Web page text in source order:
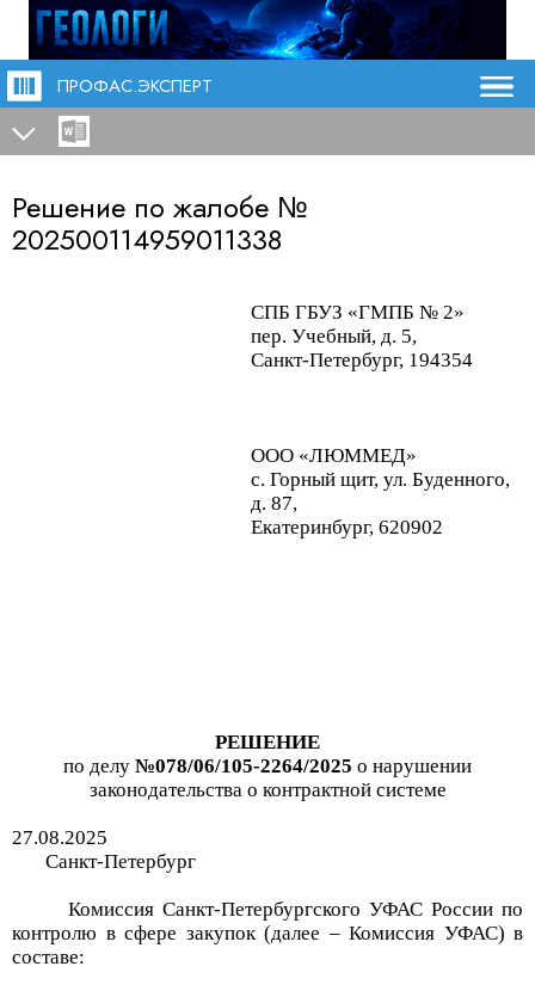
ПРОФАС.ЭКСПЕРТ
Решение по жалобе №
202500114959011338
СПБ ГБУЗ «ГМПБ № 2»
пер. Учебный, д. 5,
Санкт-Петербург, 194354
ООО «ЛЮММЕД»
с. Горный щит, ул. Буденного,
д. 87,
Екатеринбург, 620902
РЕШЕНИЕ
по делу №078/06/105-2264/2025 о нарушении
законодательства о контрактной системе
27.08.2025
Санкт-Петербург
Комиссия Санкт-Петербургского УФАС России по
контролю в сфере закупок(далее – Комиссия УФАС) в
составе: